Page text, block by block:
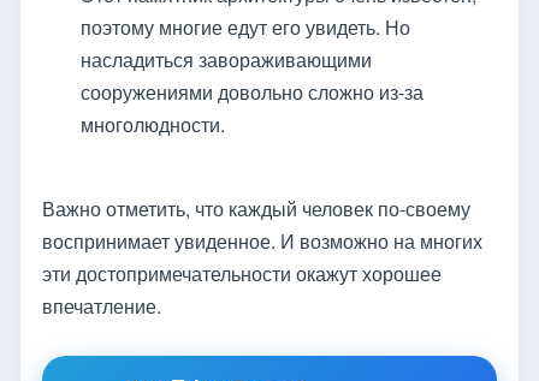
поэтому многие едут его увидеть. Но
насладиться завораживающими
сооружениями довольно сложно из-за
многолюдности.
Важно отметить, что каждый человек по-своему
воспринимает увиденное. И возможно на многих
эти достопримечательности окажут хорошее
впечатление.